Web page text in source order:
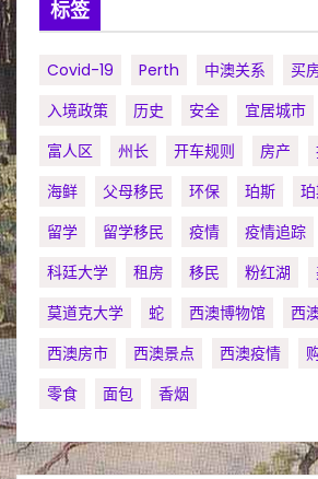
标签
Covid-19 Perth 中澳关系 买
入境政策
历史 安全 宜居城市
富人区
州长 开车规则 房产
海鲜
父母移民 环保 珀斯
留学
留学移民 疫情 疫情追踪
科廷大学
租房 移民 粉红湖
莫道克大学
蛇 西澳博物馆
西
西澳房市
西澳景点 西澳疫情
零食
面包 香烟